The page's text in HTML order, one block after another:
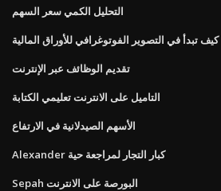
التحليل الكمي سعر السهم
كيف تبدأ في التصوير الفوتوغرافي للأوراق المالية
تقديم الوظائف عبر الإنترنت
التاميل على الانترنت تعليمي الكتابة
الأسهم الصيدلانية في الارتفاع
Alexander كبار التجار لمراجعة حية
Sepah البورصة على الانترنت